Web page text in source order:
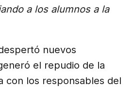
a los alumnos a la
nuevos
el repudio de la
con los responsables del